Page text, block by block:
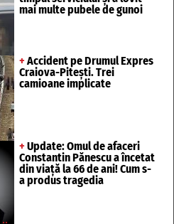
mai multe pubele de gunoi
+ Accident pe Drumul Expres
Craiova-Pitești. Trei
camioane implicate
+ Update: Omul de afaceri
Constantin Pănescu a încetat
din viață la 66 de ani! Cum s-
a produs tragedia